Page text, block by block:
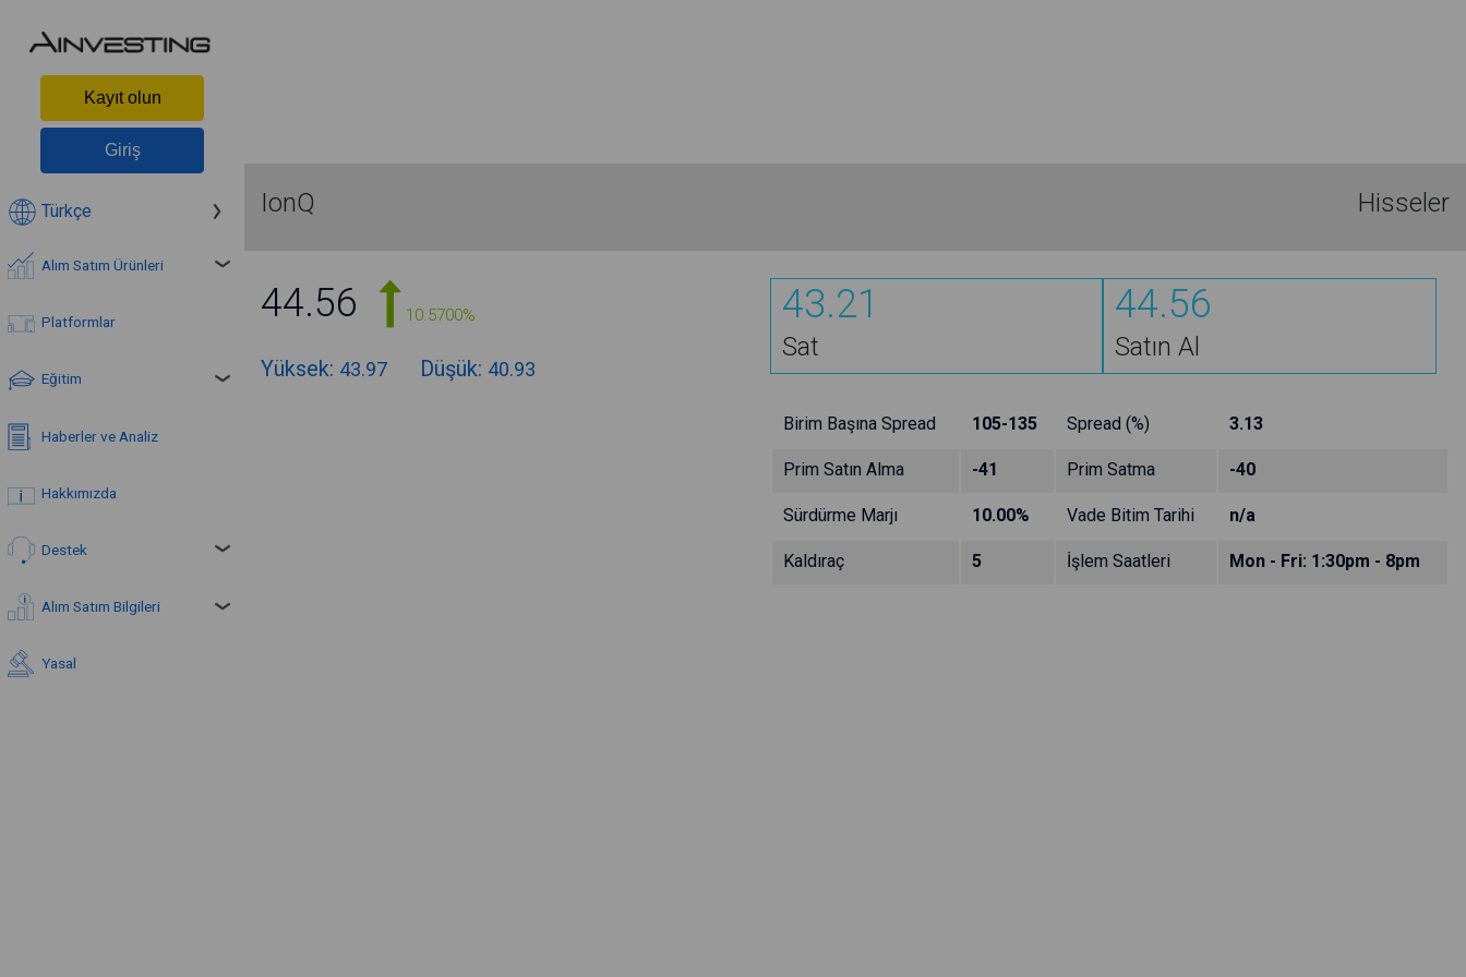
Kayıt olun
Giriş
Türkçe
Alım Satım Ürünleri
Platformlar
Eğitim
Haberler ve Analiz
Hakkımızda
Destek
Alım Satım Bilgileri
Yasal
IonQ Hisseler
44.56 10.5700%
Yüksek: 43.97 Düşük: 40.93
43.21
Sat
44.56
Satın Al
Birim Başına Spread 105-135 Spread (%) 3.13
Prim Satın Alma -41 Prim Satma -40
Sürdürme Marjı 10.00% Vade Bitim Tarihi n/a
Kaldıraç 5 İşlem Saatleri Mon - Fri: 1:30pm - 8pm